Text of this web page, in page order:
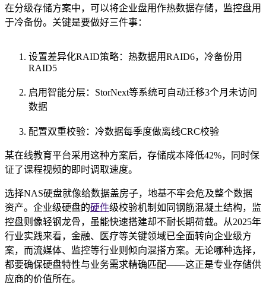
在分级存储方案中，可以将企业盘用作热数据存储，监控盘用
于冷备份。关键是要做好三件事：
设置差异化RAID策略：热数据用RAID6，冷备份用
RAID5
启用智能分层：StorNext等系统可自动迁移3个月未访问
数据
配置双重校验：冷数据每季度做离线CRC校验
某在线教育平台采用这种方案后，存储成本降低42%，同时保
证了课程视频的即时调取速度。
选择NAS硬盘就像给数据盖房子，地基不牢会危及整个数据
资产。企业级硬盘的硬件级校验机制如同钢筋混凝土结构，监
控盘则像轻钢龙骨，虽能快速搭建却不耐长期荷载。从2025年
行业实践来看，金融、医疗等关键领域已全面转向企业级方
案，而流媒体、监控等行业则倾向混搭方案。无论哪种选择，
都要确保硬盘特性与业务需求精确匹配——这正是专业存储供
应商的价值所在。